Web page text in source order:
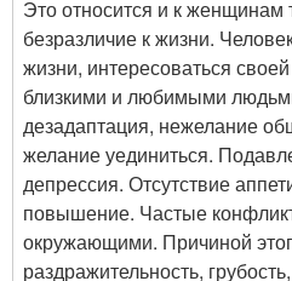
Это относится и к женщинам
безразличие к жизни.
жизни, интересоваться
близкими и любимыми
дезадаптация, нежелание
желание уединиться.
депрессия. Отсутствие
повышение. Частые
окружающими. Причиной
раздражительность,